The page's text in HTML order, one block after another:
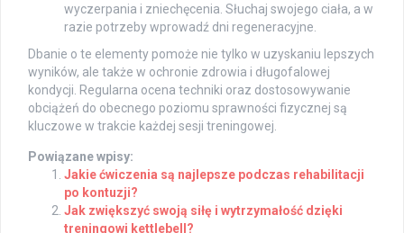
wyczerpania i zniechęcenia. Słuchaj swojego ciała, a w
razie potrzeby wprowadź dni regeneracyjne.
Dbanie o te elementy pomoże nie tylko w uzyskaniu lepszych
wyników, ale także w ochronie zdrowia i długofalowej
kondycji. Regularna ocena techniki oraz dostosowywanie
obciążeń do obecnego poziomu sprawności fizycznej są
kluczowe w trakcie każdej sesji treningowej.
Powiązane wpisy:
Jakie ćwiczenia są najlepsze podczas rehabilitacji
po kontuzji?
Jak zwiększyć swoją siłę i wytrzymałość dzięki
treningowi kettlebell?